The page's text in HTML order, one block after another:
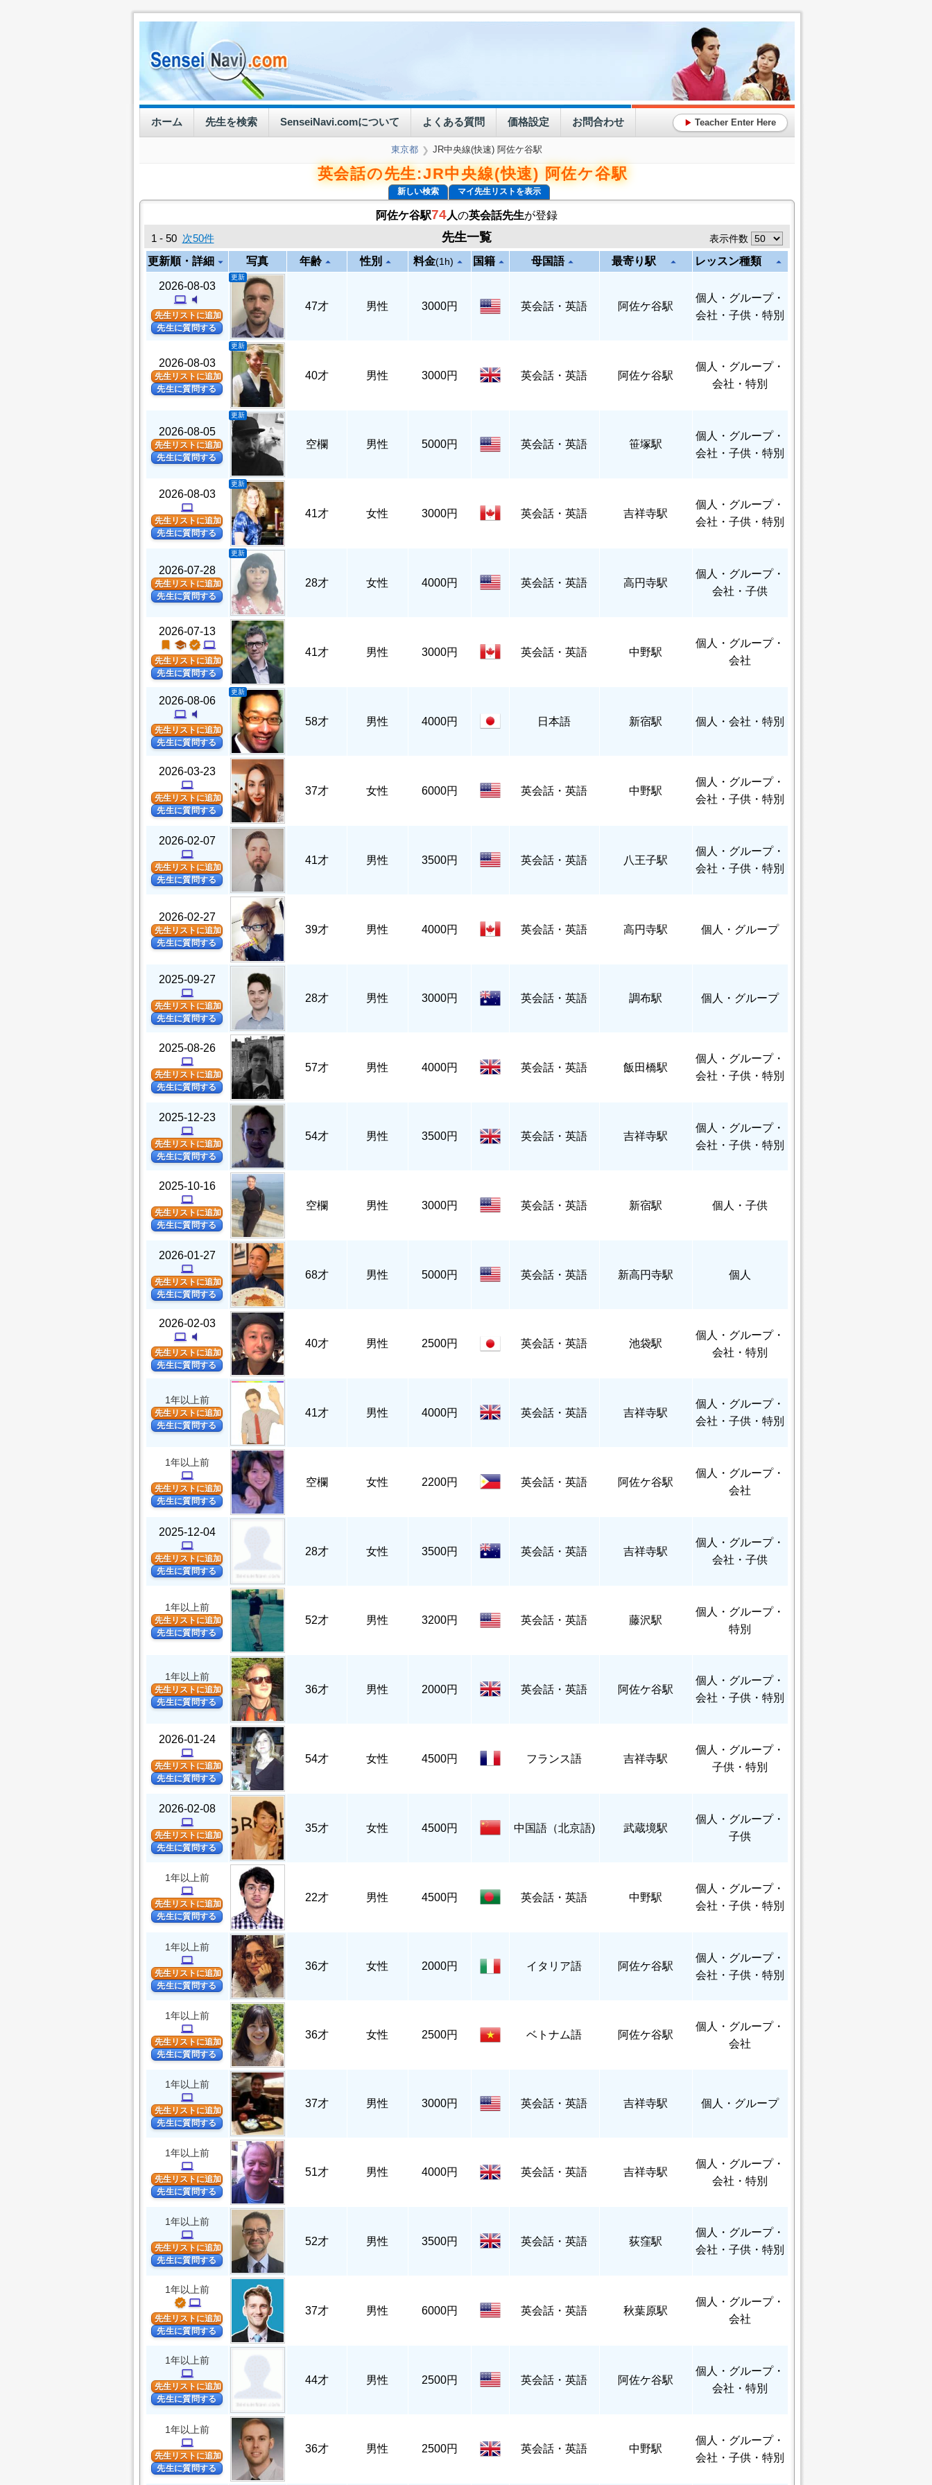
ホーム 先生を検索 SenseiNavi.comについて よくある質問 価格設定 お問合わせ ▶ Teacher Enter Here
東京都 ❯ JR中央線(快速) 阿佐ケ谷駅
英会話の先生:JR中央線(快速) 阿佐ケ谷駅
新しい検索 マイ先生リストを表示
阿佐ケ谷駅74人の英会話先生が登録
先生一覧
1 - 50 次50件 表示件数
更新順・詳細 arrow_drop_down 写真 年齢arrow_drop_up 性別 arrow_drop_up 料金(1h) arrow_drop_up 国籍arrow_drop_up 母国語arrow_drop_up 最寄り駅 arrow_drop_up レッスン種類 arrow_drop_up
2026-08-03
computer volume_mute
先生リストに追加
先生に質問する
更新
47才 男性 3000円 英会話・英語 阿佐ケ谷駅
個人
・グループ・
会社・子供・特別
2026-08-03
先生リストに追加
先生に質問する
更新
40才 男性 3000円 英会話・英語 阿佐ケ谷駅
個人
・グループ・
会社・特別
2026-08-05
先生リストに追加
先生に質問する
更新
空欄 男性 5000円 英会話・英語 笹塚駅
個人
・グループ・
会社・子供・特別
2026-08-03
computer
先生リストに追加
先生に質問する
更新
41才 女性 3000円 英会話・英語 吉祥寺駅
個人
・グループ・
会社・子供・特別
2026-07-28
先生リストに追加
先生に質問する
更新
28才 女性 4000円 英会話・英語 高円寺駅
個人
・グループ・
会社・子供
2026-07-13
turned_in school verified computer
先生リストに追加
先生に質問する
41才 男性 3000円 英会話・英語 中野駅
個人
・グループ・
会社
2026-08-06
computer volume_mute
先生リストに追加
先生に質問する
更新
58才 男性 4000円 日本語 新宿駅 個人 ・会社・特別
2026-03-23
computer
先生リストに追加
先生に質問する
37才 女性 6000円 英会話・英語 中野駅
個人
・グループ・
会社・子供・特別
2026-02-07
computer
先生リストに追加
先生に質問する
41才 男性 3500円 英会話・英語 八王子駅
個人
・グループ・
会社・子供・特別
2026-02-27
先生リストに追加
先生に質問する
39才 男性 4000円 英会話・英語 高円寺駅 個人 ・グループ
2025-09-27
computer
先生リストに追加
先生に質問する
28才 男性 3000円 英会話・英語 調布駅 個人 ・グループ
2025-08-26
computer
先生リストに追加
先生に質問する
57才 男性 4000円 英会話・英語 飯田橋駅
個人
・グループ・
会社・子供・特別
2025-12-23
computer
先生リストに追加
先生に質問する
54才 男性 3500円 英会話・英語 吉祥寺駅
個人
・グループ・
会社・子供・特別
2025-10-16
computer
先生リストに追加
先生に質問する
空欄 男性 3000円 英会話・英語 新宿駅 個人 ・子供
2026-01-27
computer
先生リストに追加
先生に質問する
68才 男性 5000円 英会話・英語 新高円寺駅 個人
2026-02-03
computer volume_mute
先生リストに追加
先生に質問する
40才 男性 2500円 英会話・英語 池袋駅
個人
・グループ・
会社・特別
1年以上前
先生リストに追加
先生に質問する
41才 男性 4000円 英会話・英語 吉祥寺駅
個人
・グループ・
会社・子供・特別
1年以上前
computer
先生リストに追加
先生に質問する
空欄 女性 2200円 英会話・英語 阿佐ケ谷駅
個人
・グループ・
会社
2025-12-04
computer
先生リストに追加
先生に質問する
28才 女性 3500円 英会話・英語 吉祥寺駅
個人
・グループ・
会社・子供
1年以上前
先生リストに追加
先生に質問する
52才 男性 3200円 英会話・英語 藤沢駅
個人
・グループ・
特別
1年以上前
先生リストに追加
先生に質問する
36才 男性 2000円 英会話・英語 阿佐ケ谷駅
個人
・グループ・
会社・子供・特別
2026-01-24
computer
先生リストに追加
先生に質問する
54才 女性 4500円 フランス語 吉祥寺駅
個人
・グループ・
子供・特別
2026-02-08
computer
先生リストに追加
先生に質問する
35才 女性 4500円 中国語（北京語) 武蔵境駅
個人
・グループ・
子供
1年以上前
computer
先生リストに追加
先生に質問する
22才 男性 4500円 英会話・英語 中野駅
個人
・グループ・
会社・子供・特別
1年以上前
computer
先生リストに追加
先生に質問する
36才 女性 2000円 イタリア語 阿佐ケ谷駅
個人
・グループ・
会社・子供・特別
1年以上前
computer
先生リストに追加
先生に質問する
36才 女性 2500円 ベトナム語 阿佐ケ谷駅
個人
・グループ・
会社
1年以上前
computer
先生リストに追加
先生に質問する
37才 男性 3000円 英会話・英語 吉祥寺駅 個人 ・グループ
1年以上前
computer
先生リストに追加
先生に質問する
51才 男性 4000円 英会話・英語 吉祥寺駅
個人
・グループ・
会社・特別
1年以上前
computer
先生リストに追加
先生に質問する
52才 男性 3500円 英会話・英語 荻窪駅
個人
・グループ・
会社・子供・特別
1年以上前
verified computer
先生リストに追加
先生に質問する
37才 男性 6000円 英会話・英語 秋葉原駅
個人
・グループ・
会社
1年以上前
computer
先生リストに追加
先生に質問する
44才 男性 2500円 英会話・英語 阿佐ケ谷駅
個人
・グループ・
会社・特別
1年以上前
computer
先生リストに追加
先生に質問する
36才 男性 2500円 英会話・英語 中野駅
個人
・グループ・
会社・子供・特別